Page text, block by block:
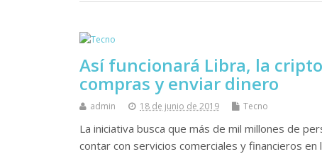
Así funcionará Libra, la
compras y enviar dinero
admin 18 de junio de 2019 Tecno
La iniciativa busca que más de mil millones de
contar con servicios comerciales y financieros